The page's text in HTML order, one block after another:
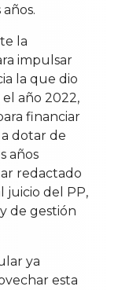
la
impulsar
la que dio
año 2022,
financiar
dotar de
años
redactado
juicio del PP,
de gestión
ya
esta